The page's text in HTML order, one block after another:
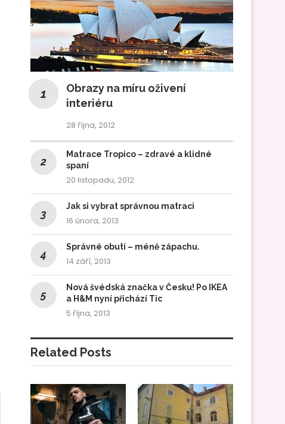
Obrazy na míru oživení
interiéru
28 října, 2012
Matrace Tropico – zdravé a klidné
spaní
20 listopadu, 2012
Jak si vybrat správnou matraci
16 února, 2013
Správné obutí – méně zápachu.
14 září, 2013
Nová švédská značka v Česku! Po IKEA
a H&M nyní přichází Tic
5 října, 2013
Related Posts